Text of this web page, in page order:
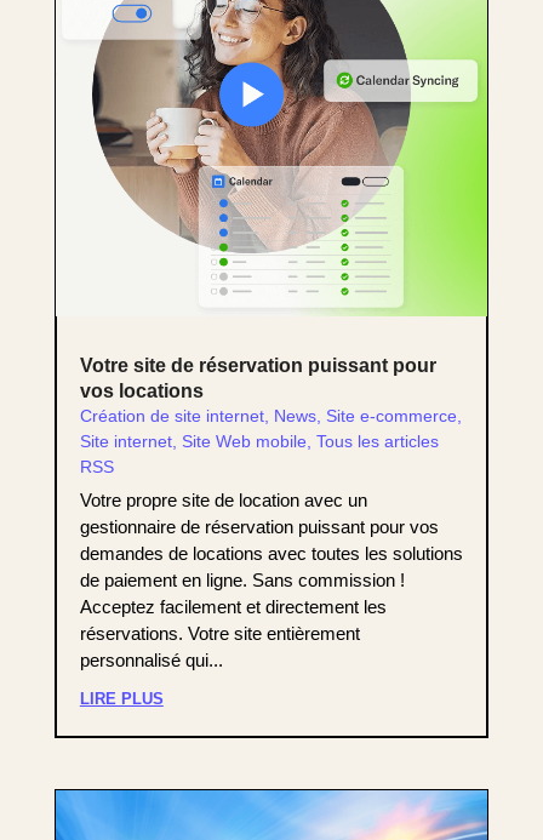
Votre site de réservation puissant pour
vos locations
Création de site internet, News, Site e-commerce,
Site internet, Site Web mobile, Tous les articles
RSS
Votre propre site de location avec un
gestionnaire de réservation puissant pour vos
demandes de locations avec toutes les solutions
de paiement en ligne. Sans commission !
Acceptez facilement et directement les
réservations. Votre site entièrement
personnalisé qui...
LIRE PLUS